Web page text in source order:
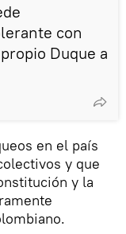
con
Duque a
en el país
y que
y la